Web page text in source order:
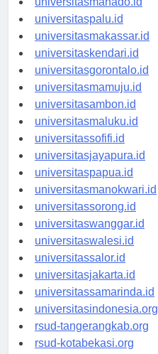
universitasmanado.id
universitaspalu.id
universitasmakassar.id
universitaskendari.id
universitasgorontalo.id
universitasmamuju.id
universitasambon.id
universitasmaluku.id
universitassofifi.id
universitasjayapura.id
universitaspapua.id
universitasmanokwari.id
universitassorong.id
universitaswanggar.id
universitaswalesi.id
universitassalor.id
universitasjakarta.id
universitassamarinda.id
universitasindonesia.org
rsud-tangerangkab.org